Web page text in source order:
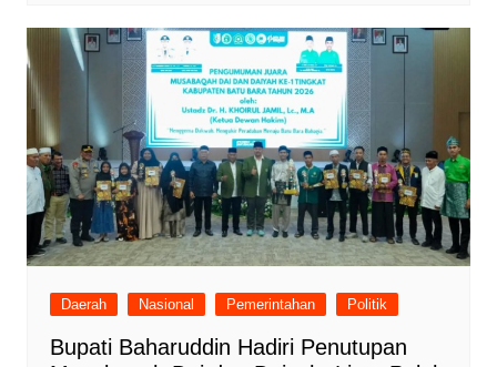
Daerah Nasional Pemerintahan Politik
Bupati Baharuddin Hadiri Penutupan